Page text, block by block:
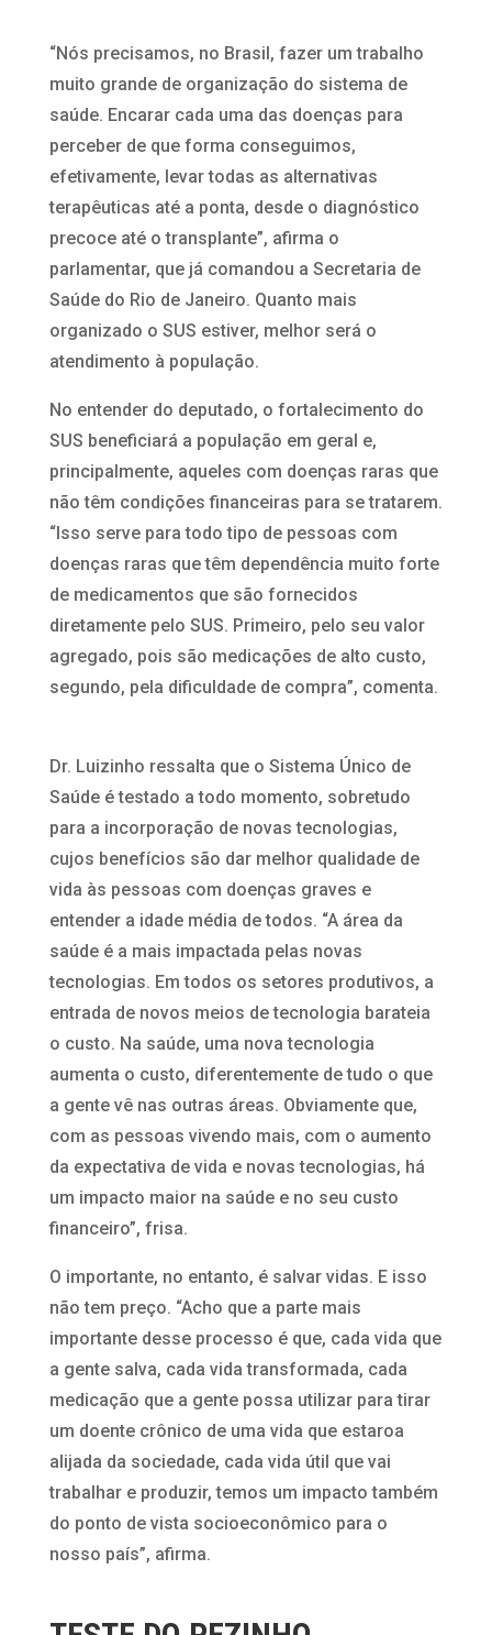
“Nós precisamos, no Brasil, fazer um trabalho
muito grande de organização do sistema de
saúde. Encarar cada uma das doenças para
perceber de que forma conseguimos,
efetivamente, levar todas as alternativas
terapêuticas até a ponta, desde o diagnóstico
precoce até o transplante”, afirma o
parlamentar, que já comandou a Secretaria de
Saúde do Rio de Janeiro. Quanto mais
organizado o SUS estiver, melhor será o
atendimento à população.
No entender do deputado, o fortalecimento do
SUS beneficiará a população em geral e,
principalmente, aqueles com doenças raras que
não têm condições financeiras para se tratarem.
“Isso serve para todo tipo de pessoas com
doenças raras que têm dependência muito forte
de medicamentos que são fornecidos
diretamente pelo SUS. Primeiro, pelo seu valor
agregado, pois são medicações de alto custo,
segundo, pela dificuldade de compra”, comenta.
Dr. Luizinho ressalta que o Sistema Único de
Saúde é testado a todo momento, sobretudo
para a incorporação de novas tecnologias,
cujos benefícios são dar melhor qualidade de
vida às pessoas com doenças graves e
entender a idade média de todos. “A área da
saúde é a mais impactada pelas novas
tecnologias. Em todos os setores produtivos, a
entrada de novos meios de tecnologia barateia
o custo. Na saúde, uma nova tecnologia
aumenta o custo, diferentemente de tudo o que
a gente vê nas outras áreas. Obviamente que,
com as pessoas vivendo mais, com o aumento
da expectativa de vida e novas tecnologias, há
um impacto maior na saúde e no seu custo
financeiro”, frisa.
O importante, no entanto, é salvar vidas. E isso
não tem preço. “Acho que a parte mais
importante desse processo é que, cada vida que
a gente salva, cada vida transformada, cada
medicação que a gente possa utilizar para tirar
um doente crônico de uma vida que estaroa
alijada da sociedade, cada vida útil que vai
trabalhar e produzir, temos um impacto também
do ponto de vista socioeconômico para o
nosso país”, afirma.